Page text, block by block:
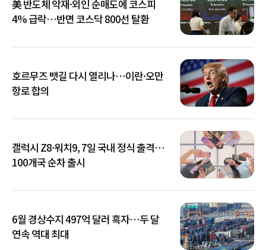
美 반도체 악재·외인 순매도에 코스피
4% 급락…반면 코스닥 800선 탈환
호르무즈 뱃길 다시 열리나…이란·오만
항로 합의
갤럭시 Z8·워치9, 7일 국내 정식 출격…
100개국 순차 출시
6월 경상수지 497억 달러 흑자…두 달
연속 역대 최대